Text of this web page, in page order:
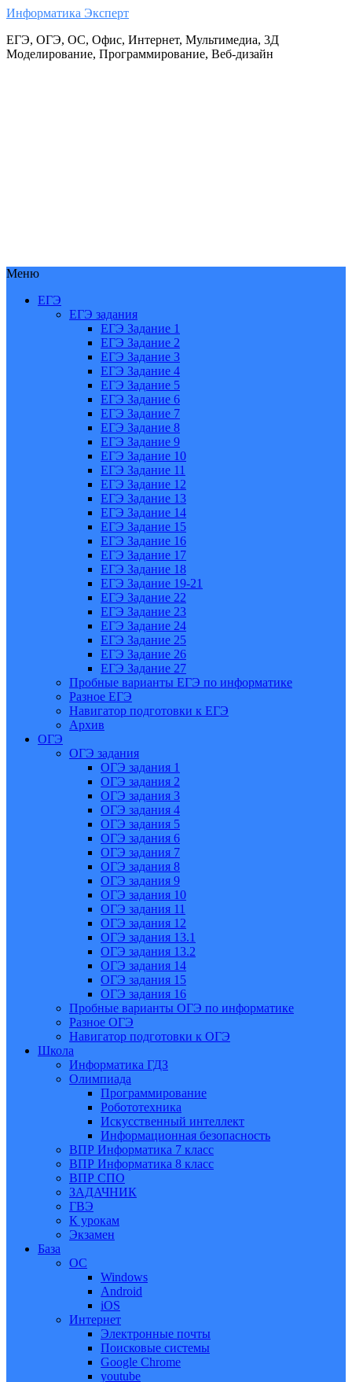
Информатика Эксперт
ЕГЭ, ОГЭ, ОС, Офис, Интернет, Мультимедиа, 3Д
Моделирование, Программирование, Веб-дизайн
Меню
ЕГЭ
ЕГЭ задания
ЕГЭ Задание 1
ЕГЭ Задание 2
ЕГЭ Задание 3
ЕГЭ Задание 4
ЕГЭ Задание 5
ЕГЭ Задание 6
ЕГЭ Задание 7
ЕГЭ Задание 8
ЕГЭ Задание 9
ЕГЭ Задание 10
ЕГЭ Задание 11
ЕГЭ Задание 12
ЕГЭ Задание 13
ЕГЭ Задание 14
ЕГЭ Задание 15
ЕГЭ Задание 16
ЕГЭ Задание 17
ЕГЭ Задание 18
ЕГЭ Задание 19-21
ЕГЭ Задание 22
ЕГЭ Задание 23
ЕГЭ Задание 24
ЕГЭ Задание 25
ЕГЭ Задание 26
ЕГЭ Задание 27
Пробные варианты ЕГЭ по информатике
Разное ЕГЭ
Навигатор подготовки к ЕГЭ
Архив
ОГЭ
ОГЭ задания
ОГЭ задания 1
ОГЭ задания 2
ОГЭ задания 3
ОГЭ задания 4
ОГЭ задания 5
ОГЭ задания 6
ОГЭ задания 7
ОГЭ задания 8
ОГЭ задания 9
ОГЭ задания 10
ОГЭ задания 11
ОГЭ задания 12
ОГЭ задания 13.1
ОГЭ задания 13.2
ОГЭ задания 14
ОГЭ задания 15
ОГЭ задания 16
Пробные варианты ОГЭ по информатике
Разное ОГЭ
Навигатор подготовки к ОГЭ
Школа
Информатика ГДЗ
Олимпиада
Программирование
Робототехника
Искусственный интеллект
Информационная безопасность
ВПР Информатика 7 класс
ВПР Информатика 8 класс
ВПР СПО
ЗАДАЧНИК
ГВЭ
К урокам
Экзамен
База
ОС
Windows
Android
iOS
Интернет
Электронные почты
Поисковые системы
Google Chrome
youtube